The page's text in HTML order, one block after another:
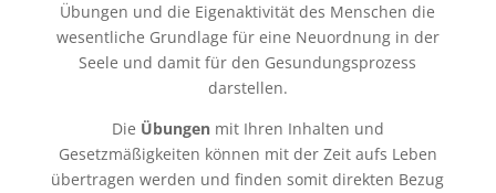
Übungen und die Eigenaktivität des Menschen die
wesentliche Grundlage für eine Neuordnung in der
Seele und damit für den Gesundungsprozess
darstellen.
Die Übungenmit Ihren Inhalten und
Gesetzmäßigkeiten können mit der Zeit aufs Leben
übertragen werden und finden somit direkten Bezug